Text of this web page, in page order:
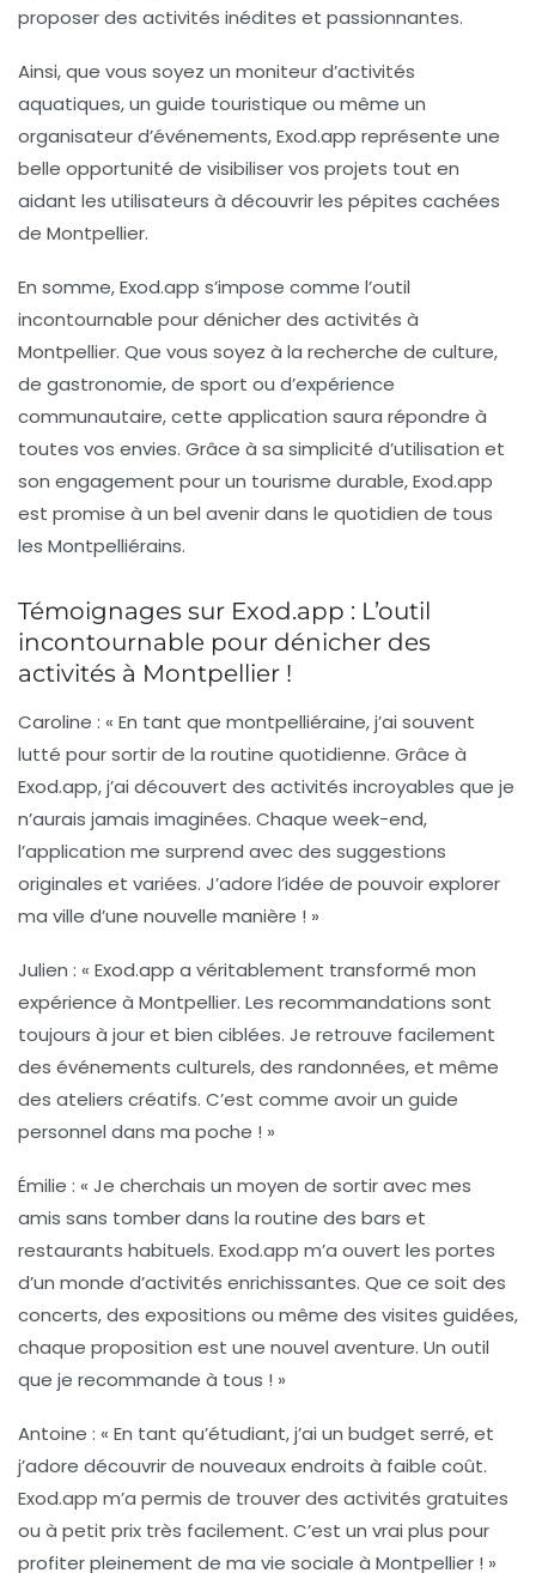
proposer des activités inédites et passionnantes.
Ainsi, que vous soyez un moniteur d’activités
aquatiques, un guide touristique ou même un
organisateur d’événements, Exod.app représente une
belle opportunité de visibiliser vos projets tout en
aidant les utilisateurs à découvrir les pépites cachées
de Montpellier.
En somme, Exod.app s’impose comme l’outil
incontournable pour dénicher des activités à
Montpellier. Que vous soyez à la recherche de culture,
de gastronomie, de sport ou d’expérience
communautaire, cette application saura répondre à
toutes vos envies. Grâce à sa simplicité d’utilisation et
son engagement pour un tourisme durable, Exod.app
est promise à un bel avenir dans le quotidien de tous
les Montpelliérains.
Témoignages sur Exod.app : L’outil
incontournable pour dénicher des
activités à Montpellier !
Caroline : « En tant que montpelliéraine, j’ai souvent
lutté pour sortir de la routine quotidienne. Grâce à
Exod.app, j’ai découvert des activités incroyables que je
n’aurais jamais imaginées. Chaque week-end,
l’application me surprend avec des suggestions
originales et variées. J’adore l’idée de pouvoir explorer
ma ville d’une nouvelle manière ! »
Julien : « Exod.app a véritablement transformé mon
expérience à Montpellier. Les recommandations sont
toujours à jour et bien ciblées. Je retrouve facilement
des événements culturels, des randonnées, et même
des ateliers créatifs. C’est comme avoir un guide
personnel dans ma poche ! »
Émilie : « Je cherchais un moyen de sortir avec mes
amis sans tomber dans la routine des bars et
restaurants habituels. Exod.app m’a ouvert les portes
d’un monde d’activités enrichissantes. Que ce soit des
concerts, des expositions ou même des visites guidées,
chaque proposition est une nouvel aventure. Un outil
que je recommande à tous ! »
Antoine : « En tant qu’étudiant, j’ai un budget serré, et
j’adore découvrir de nouveaux endroits à faible coût.
Exod.app m’a permis de trouver des activités gratuites
ou à petit prix très facilement. C’est un vrai plus pour
profiter pleinement de ma vie sociale à Montpellier ! »